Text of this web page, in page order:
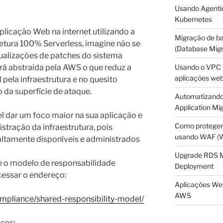
Web na internet utilizando a
100% Serverless, imagine não se
de patches do sistema
abstraida pela AWS o que reduz a
infraestrutura e no quesito
da superfície de ataque.
dar um foco maior na sua aplicação e
da infraestrutura, pois
disponíveis e administrados
o modelo de responsabilidade
o endereço:
shared-responsibility-model/
Usando
Kubernetes
Migração de
(Database
Usando o
aplicações
Application
Como
usando WAF
Upgrade RDS
Deployment
Aplicações
AWS